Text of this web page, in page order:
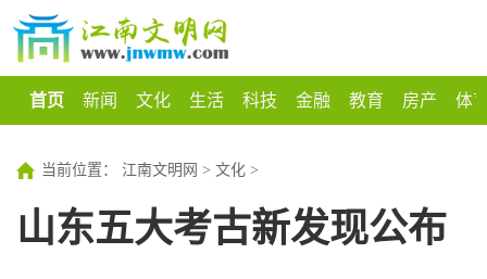
首页 新闻 文化 生活 科技 金融 教育 房产 体
当前位置： 江南文明网 > 文化 >
山东五大考古新发现公布